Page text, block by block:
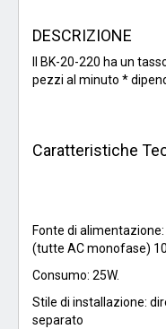
DESCRIZIONE
Il BK-20-220 ha un
pezzi al minuto *
Caratteristiche
Fonte di
(tutte AC monofase)
Consumo: 25W.
Stile di installazione:
separato